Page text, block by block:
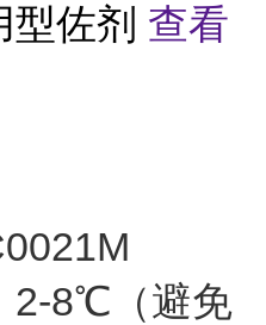
型佐剂 查看
2-8℃（避免